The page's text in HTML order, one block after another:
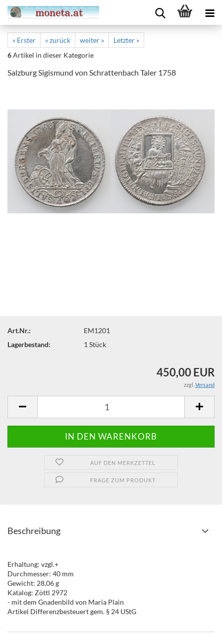
« Erster « zurück weiter »
Letzter »
6Artikel in dieser Kategorie
Salzburg Sigismund von Schrattenbach Taler 1758
Art.Nr.:
EM1201
Lagerbestand:
1Stück
450,00 EUR
zzgl. Versand
AUF DEN MERKZETTEL
FRAGE ZUM PRODUKT
Beschreibung
Erhaltung: vzgl.+
Durchmesser: 40 mm
Gewicht: 28,06 g
Katalog: Zöttl 2972
- mit dem Gnadenbild von Maria Plain
Artikel Differenzbesteuert gem. § 24 UStG